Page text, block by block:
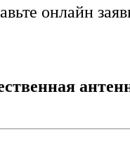
онлайн